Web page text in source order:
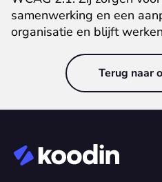
samenwerking en een
organisatie en blijft
Terug naar